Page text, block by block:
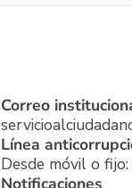
Correo
Línea
Desde móvil o
Notificaciones